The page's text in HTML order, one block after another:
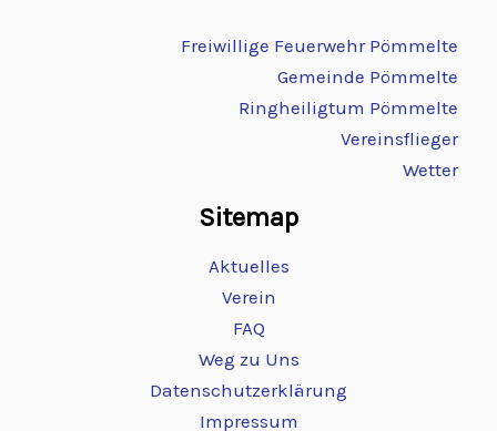
Freiwillige Feuerwehr Pömmelte
Gemeinde Pömmelte
Ringheiligtum Pömmelte
Vereinsflieger
Wetter
Sitemap
Aktuelles
Verein
FAQ
Weg zu Uns
Datenschutzerklärung
Impressum